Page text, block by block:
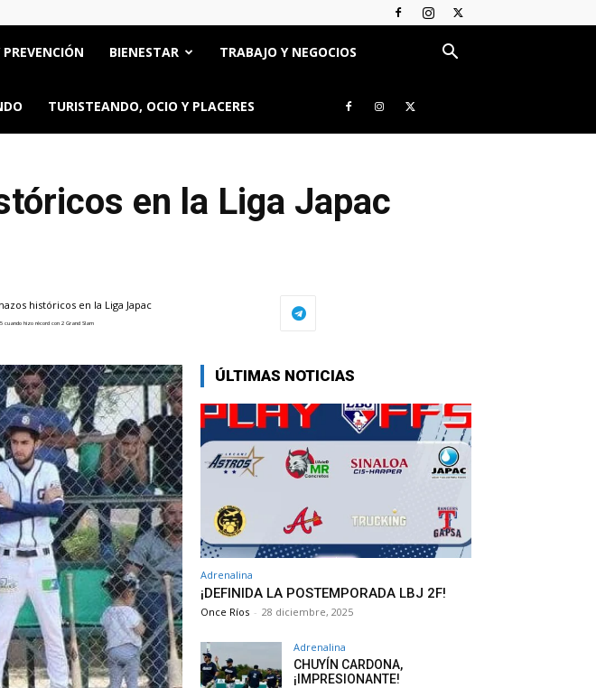
BIENESTAR TRABAJO Y NEGOCIOS
TURISTEANDO, OCIO Y PLACERES
en la Liga Japac
históricos en la Liga Japac
cuando hizo récord con 2 Grand Slam
ÚLTIMAS NOTICIAS
Adrenalina
¡DEFINIDA LA POSTEMPORADA LBJ 2F!
Once Ríos - 28 diciembre, 2025
Adrenalina
CHUYÍN CARDONA,
¡IMPRESIONANTE!